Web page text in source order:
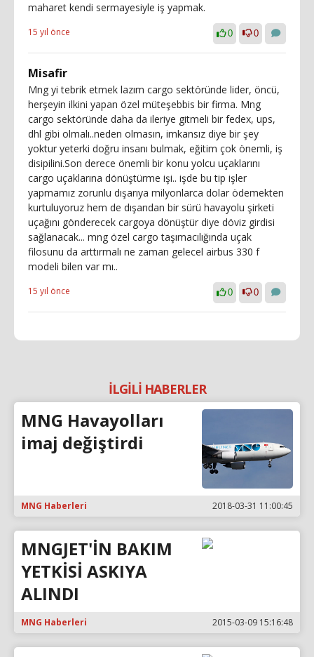
maharet kendi sermayesiyle iş yapmak.
15 yıl önce 0 0
Misafir
Mng yi tebrik etmek lazım cargo sektöründe lider, öncü,
herşeyin ilkini yapan özel müteşebbis bir firma. Mng
cargo sektöründe daha da ileriye gitmeli bir fedex, ups,
dhl gibi olmalı..neden olmasın, imkansız diye bir şey
yoktur yeterki doğru insanı bulmak, eğitim çok önemli, iş
disipilini.Son derece önemli bir konu yolcu uçaklarını
cargo uçaklarına dönüştürme işi.. işde bu tip işler
yapmamız zorunlu dışarıya milyonlarca dolar ödemekten
kurtuluyoruz hem de dışarıdan bir sürü havayolu şirketi
uçağını gönderecek cargoya dönüştür diye döviz girdisi
sağlanacak... mng özel cargo taşımacılığında uçak
filosunu da arttırmalı ne zaman gelecel airbus 330 f
modeli bilen var mı..
15 yıl önce 0 0
İLGİLİ HABERLER
MNG Havayolları
imaj değiştirdi
MNG Haberleri 2018-03-31 11:00:45
MNGJET'İN BAKIM
YETKİSİ ASKIYA
ALINDI
MNG Haberleri 2015-03-09 15:16:48